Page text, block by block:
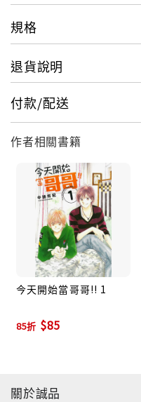
規格
退貨說明
付款/配送
作者相關書籍
今天開始當哥哥!! 1
85折 $85
關於誠品